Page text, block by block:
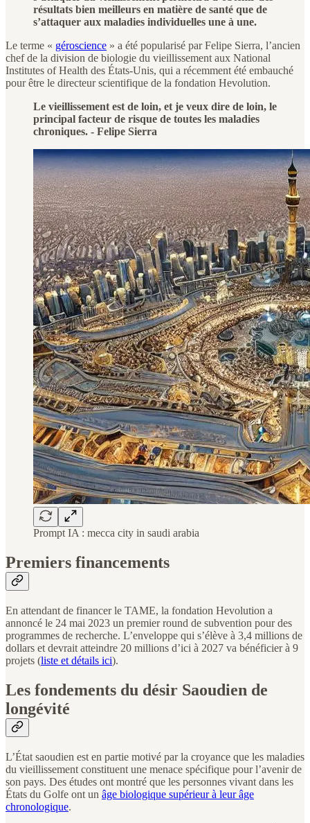
résultats bien meilleurs en matière de santé que de
s’attaquer aux maladies individuelles une à une.
Le terme « géroscience » a été popularisé par Felipe Sierra, l’ancien
chef de la division de biologie du vieillissement aux National
Institutes of Health des États-Unis, qui a récemment été embauché
pour être le directeur scientifique de la fondation Hevolution.
Le vieillissement est de loin, et je veux dire de loin, le
principal facteur de risque de toutes les maladies
chroniques. - Felipe Sierra
Prompt IA : mecca city in saudi arabia
Premiers financements
En attendant de financer le TAME, la fondation Hevolution a
annoncé le 24 mai 2023 un premier round de subvention pour des
programmes de recherche. L’enveloppe qui s’élève à 3,4 millions de
dollars et devrait atteindre 20 millions d’ici à 2027 va bénéficier à 9
projets (liste et détails ici).
Les fondements du désir Saoudien de
longévité
L’État saoudien est en partie motivé par la croyance que les maladies
du vieillissement constituent une menace spécifique pour l’avenir de
son pays. Des études ont montré que les personnes vivant dans les
États du Golfe ont un âge biologique supérieur à leur âge
chronologique.